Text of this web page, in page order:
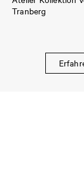
Tranberg